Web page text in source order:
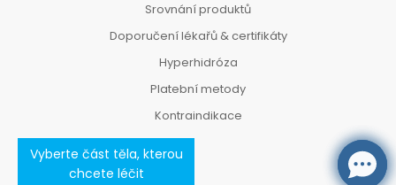
Vyberte část těla, kterou
chcete léčit
Srovnání produktů
Doporučení lékařů & certifikáty
Hyperhidróza
Platební metody
Kontraindikace